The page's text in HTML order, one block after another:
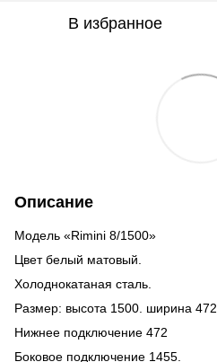
В избранное
Описание
Модель «Rimini 8/1500»
Цвет белый матовый.
Холоднокатаная сталь.
Размер: высота 1500. ширина 472.
Нижнее подключение 472
Боковое подключение 1455.